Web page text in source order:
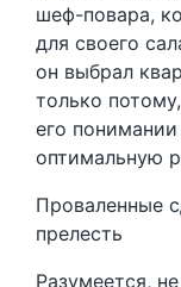
шеф-повара,
для своего
он выбрал
только
его
оптимальную
Проваленные
прелесть
Разумеется,